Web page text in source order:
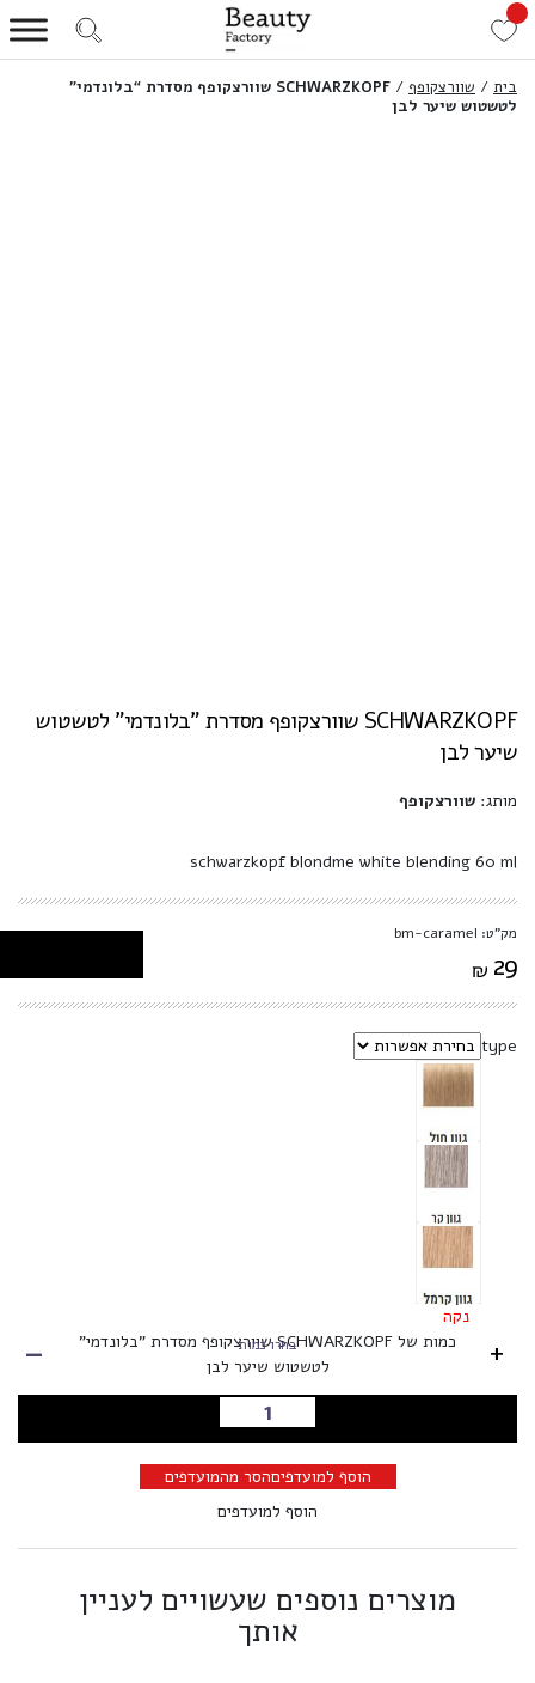
בית / שוורצקופף /
SCHWARZKOPF שוורצקופף מסדרת “בלונדמי”
לטשטוש שיער לבן
SCHWARZKOPF שוורצקופף מסדרת "בלונדמי" לטשטוש
שיער לבן
מותג: שוורצקופף
schwarzkopf blondme white blending 60 ml
מק"ט: bm-caramel
₪ 29
type
נקה
+
כמות של SCHWARZKOPF שוורצקופף מסדרת "בלונדמי"
לטשטוש שיער לבן
בחרו כמות -
הוספה לסל
הוסף למועדפיםהסר מהמועדפים
הוסף למועדפים
מוצרים נוספים שעשויים לעניין
אותך